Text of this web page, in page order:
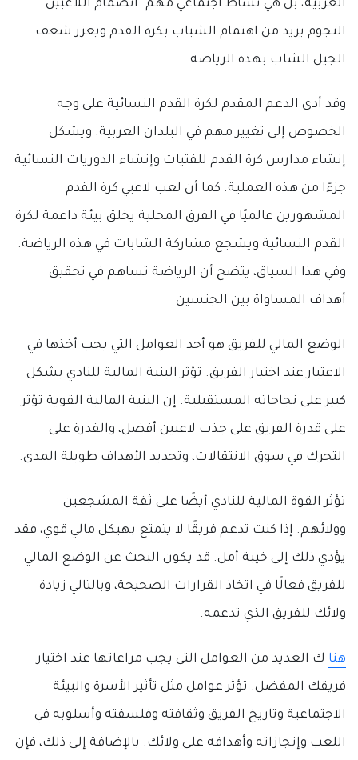
العربية، بل هي نشاط اجتماعي مهم. انضمام اللاعبين
النجوم يزيد من اهتمام الشباب بكرة القدم ويعزز شغف
الجيل الشاب بهذه الرياضة.
وقد أدى الدعم المقدم لكرة القدم النسائية على وجه
الخصوص إلى تغيير مهم في البلدان العربية. ويشكل
إنشاء مدارس كرة القدم للفتيات وإنشاء الدوريات النسائية
جزءًا من هذه العملية. كما أن لعب لاعبي كرة القدم
المشهورين عالميًا في الفرق المحلية يخلق بيئة داعمة لكرة
القدم النسائية ويشجع مشاركة الشابات في هذه الرياضة.
وفي هذا السياق، يتضح أن الرياضة تساهم في تحقيق
أهداف المساواة بين الجنسين
الوضع المالي للفريق هو أحد العوامل التي يجب أخذها في
الاعتبار عند اختيار الفريق. تؤثر البنية المالية للنادي بشكل
كبير على نجاحاته المستقبلية. إن البنية المالية القوية تؤثر
على قدرة الفريق على جذب لاعبين أفضل، والقدرة على
التحرك في سوق الانتقالات، وتحديد الأهداف طويلة المدى.
تؤثر القوة المالية للنادي أيضًا على ثقة المشجعين
وولائهم. إذا كنت تدعم فريقًا لا يتمتع بهيكل مالي قوي، فقد
يؤدي ذلك إلى خيبة أمل. قد يكون البحث عن الوضع المالي
للفريق فعالًا في اتخاذ القرارات الصحيحة، وبالتالي زيادة
ولائك للفريق الذي تدعمه.
هنا ك العديد من العوامل التي يجب مراعاتها عند اختيار
فريقك المفضل. تؤثر عوامل مثل تأثير الأسرة والبيئة
الاجتماعية وتاريخ الفريق وثقافته وفلسفته وأسلوبه في
اللعب وإنجازاته وأهدافه على ولائك. بالإضافة إلى ذلك، فإن